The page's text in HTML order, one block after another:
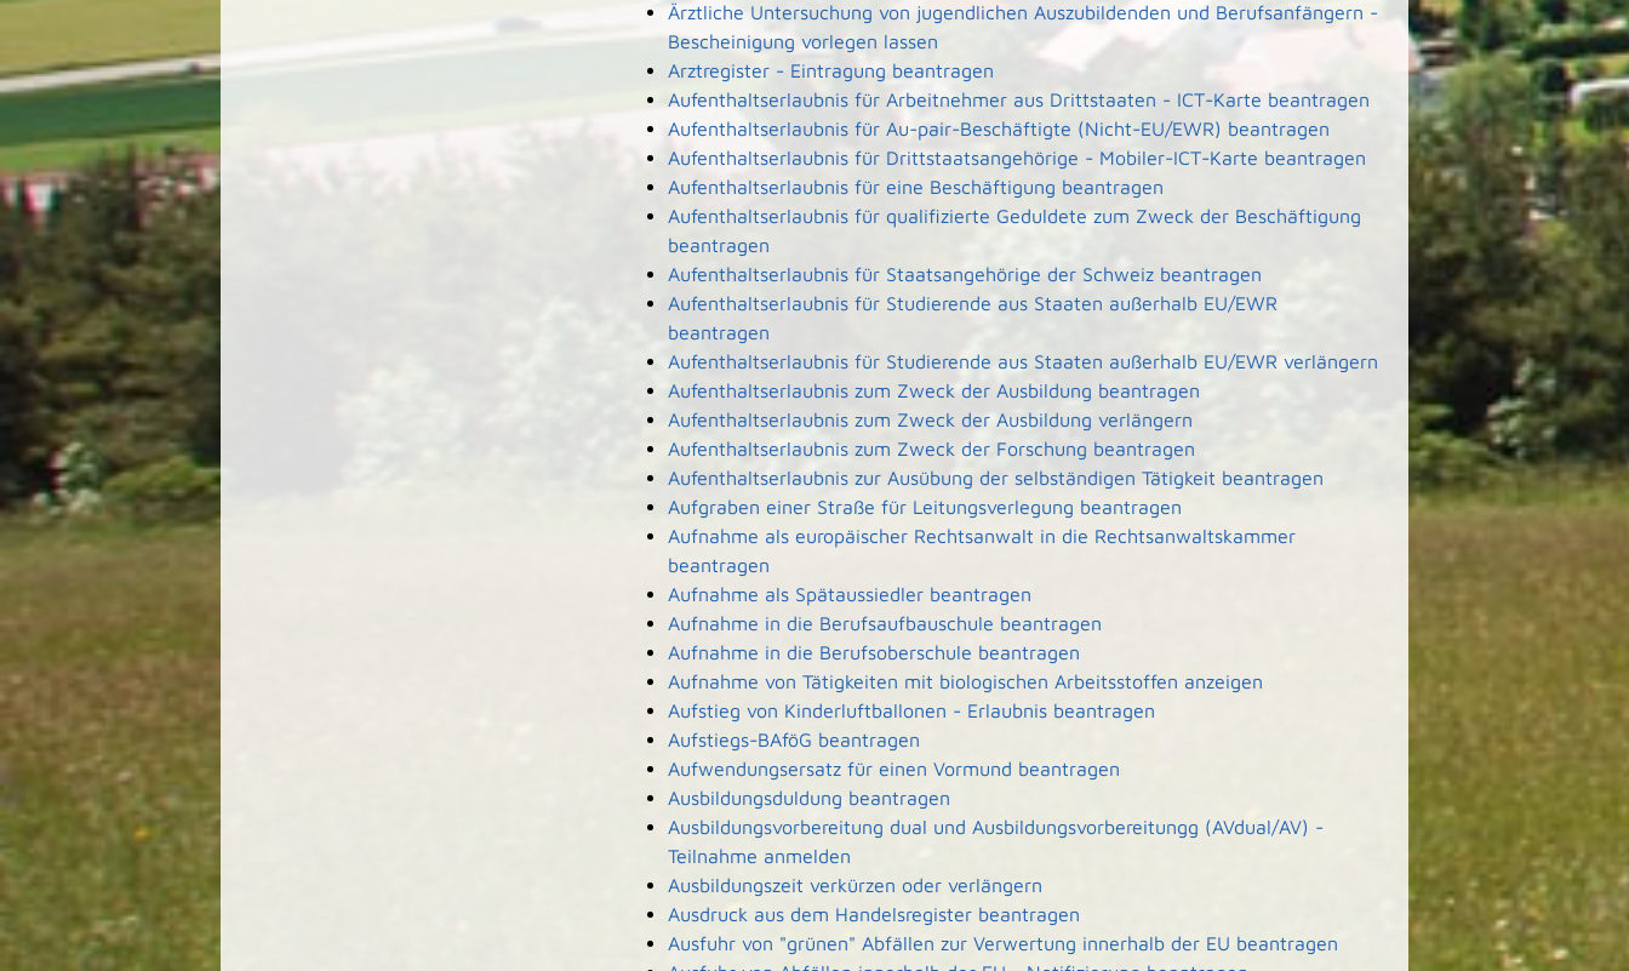
Ärztliche Untersuchung von jugendlichen Auszubildenden und Berufsanfängern -
Bescheinigung vorlegen lassen
Arztregister - Eintragung beantragen
Aufenthaltserlaubnis für Arbeitnehmer aus Drittstaaten - ICT-Karte beantragen
Aufenthaltserlaubnis für Au-pair-Beschäftigte (Nicht-EU/EWR) beantragen
Aufenthaltserlaubnis für Drittstaatsangehörige - Mobiler-ICT-Karte beantragen
Aufenthaltserlaubnis für eine Beschäftigung beantragen
Aufenthaltserlaubnis für qualifizierte Geduldete zum Zweck der Beschäftigung
beantragen
Aufenthaltserlaubnis für Staatsangehörige der Schweiz beantragen
Aufenthaltserlaubnis für Studierende aus Staaten außerhalb EU/EWR
beantragen
Aufenthaltserlaubnis für Studierende aus Staaten außerhalb EU/EWR verlängern
Aufenthaltserlaubnis zum Zweck der Ausbildung beantragen
Aufenthaltserlaubnis zum Zweck der Ausbildung verlängern
Aufenthaltserlaubnis zum Zweck der Forschung beantragen
Aufenthaltserlaubnis zur Ausübung der selbständigen Tätigkeit beantragen
Aufgraben einer Straße für Leitungsverlegung beantragen
Aufnahme als europäischer Rechtsanwalt in die Rechtsanwaltskammer
beantragen
Aufnahme als Spätaussiedler beantragen
Aufnahme in die Berufsaufbauschule beantragen
Aufnahme in die Berufsoberschule beantragen
Aufnahme von Tätigkeiten mit biologischen Arbeitsstoffen anzeigen
Aufstieg von Kinderluftballonen - Erlaubnis beantragen
Aufstiegs-BAföG beantragen
Aufwendungsersatz für einen Vormund beantragen
Ausbildungsduldung beantragen
Ausbildungsvorbereitung dual und Ausbildungsvorbereitungg (AVdual/AV) -
Teilnahme anmelden
Ausbildungszeit verkürzen oder verlängern
Ausdruck aus dem Handelsregister beantragen
Ausfuhr von "grünen" Abfällen zur Verwertung innerhalb der EU beantragen